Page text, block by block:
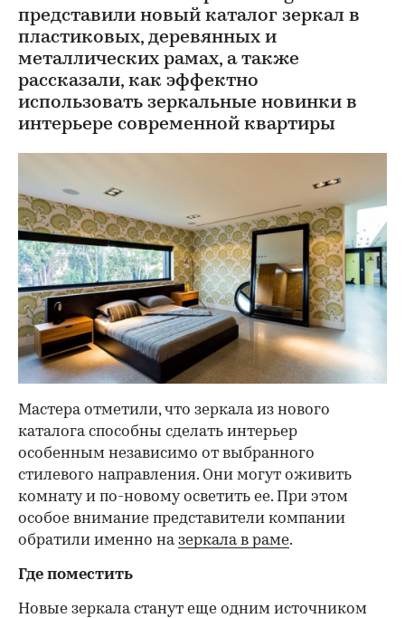
представили новый каталог зеркал в
пластиковых, деревянных и
металлических рамах, а также
рассказали, как эффектно
использовать зеркальные новинки в
интерьере современной квартиры
Мастера отметили, что зеркала из нового
каталога способны сделать интерьер
особенным независимо от выбранного
стилевого направления. Они могут оживить
комнату и по-новому осветить ее. При этом
особое внимание представители компании
обратили именно назеркала в раме.
Где поместить
Новые зеркала станут еще одним источником